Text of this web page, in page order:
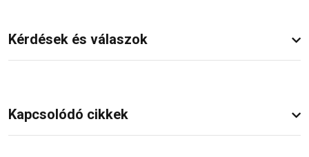
Kérdések és válaszok
Kapcsolódó cikkek